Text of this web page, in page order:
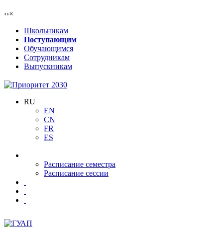
‹›×
Школьникам
Поступающим
Обучающимся
Сотрудникам
Выпускникам
RU
EN
CN
FR
ES
Расписание семестра
Расписание сессии